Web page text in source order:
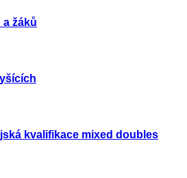
a žáků
kvalifikace mixed doubles